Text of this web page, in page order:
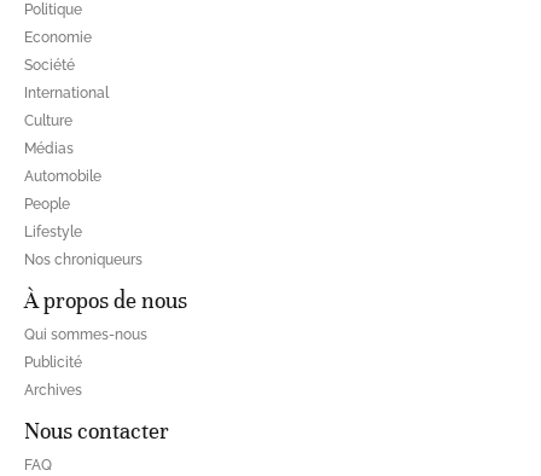
Politique
Economie
Société
International
Culture
Médias
Automobile
People
Lifestyle
Nos chroniqueurs
À propos de nous
Qui sommes-nous
Publicité
Archives
Nous contacter
FAQ